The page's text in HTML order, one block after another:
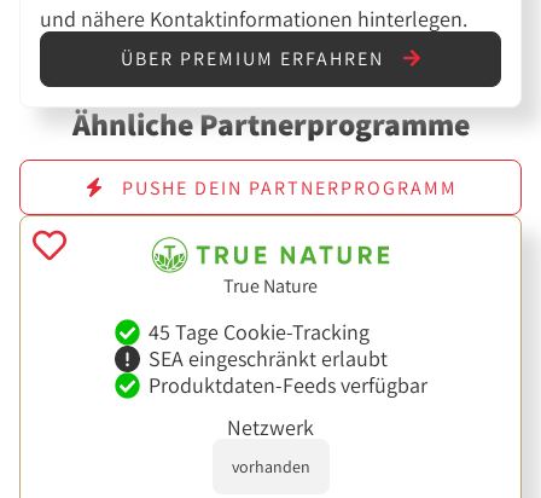
und nähere Kontaktinformationen hinterlegen.
ÜBER PREMIUM ERFAHREN
Ähnliche Partnerprogramme
PUSHE DEIN PARTNERPROGRAMM
True Nature
45 Tage Cookie-Tracking
SEA eingeschränkt erlaubt
Produktdaten-Feeds verfügbar
Netzwerk
vorhanden